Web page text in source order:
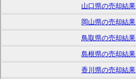
山口県の売却結果
岡山県の売却結果
鳥取県の売却結果
島根県の売却結果
香川県の売却結果